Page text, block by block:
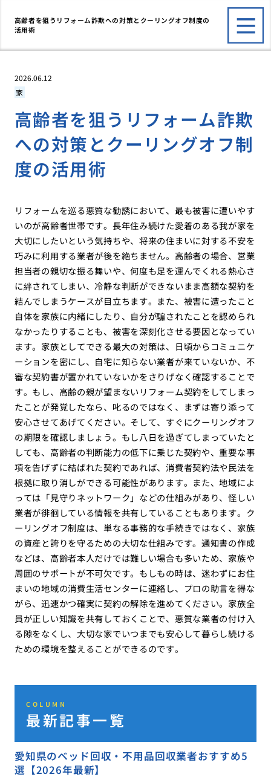
高齢者を狙うリフォーム詐欺への対策とクーリングオフ制度の
活用術
2026.06.12
家
高齢者を狙うリフォーム詐欺
への対策とクーリングオフ制
度の活用術
リフォームを巡る悪質な勧誘において、最も被害に遭いやす
いのが高齢者世帯です。長年住み続けた愛着のある我が家を
大切にしたいという気持ちや、将来の住まいに対する不安を
巧みに利用する業者が後を絶ちません。高齢者の場合、営業
担当者の親切な振る舞いや、何度も足を運んでくれる熱心さ
に絆されてしまい、冷静な判断ができないまま高額な契約を
結んでしまうケースが目立ちます。また、被害に遭ったこと
自体を家族に内緒にしたり、自分が騙されたことを認められ
なかったりすることも、被害を深刻化させる要因となってい
ます。家族としてできる最大の対策は、日頃からコミュニケ
ーションを密にし、自宅に知らない業者が来ていないか、不
審な契約書が置かれていないかをさりげなく確認することで
す。もし、高齢の親が望まないリフォーム契約をしてしまっ
たことが発覚したなら、叱るのではなく、まずは寄り添って
安心させてあげてください。そして、すぐにクーリングオフ
の期限を確認しましょう。もし八日を過ぎてしまっていたと
しても、高齢者の判断能力の低下に乗じた契約や、重要な事
項を告げずに結ばれた契約であれば、消費者契約法や民法を
根拠に取り消しができる可能性があります。また、地域によ
っては「見守りネットワーク」などの仕組みがあり、怪しい
業者が徘徊している情報を共有していることもあります。ク
ーリングオフ制度は、単なる事務的な手続きではなく、家族
の資産と誇りを守るための大切な仕組みです。通知書の作成
などは、高齢者本人だけでは難しい場合も多いため、家族や
周囲のサポートが不可欠です。もしもの時は、迷わずにお住
まいの地域の消費生活センターに連絡し、プロの助言を得な
がら、迅速かつ確実に契約の解除を進めてください。家族全
員が正しい知識を共有しておくことで、悪質な業者の付け入
る隙をなくし、大切な家でいつまでも安心して暮らし続ける
ための環境を整えることができるのです。
COLUMN
最新記事一覧
愛知県のベッド回収・不用品回収業者おすすめ5
選【2026年最新】